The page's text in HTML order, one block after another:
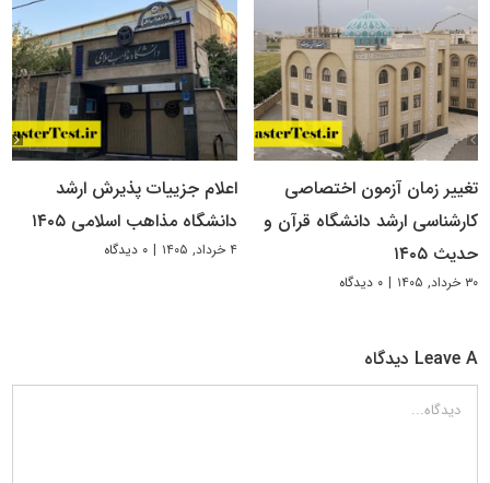
تغییر زمان آزمون اختصاصی
کارشناسی ارشد دانشگاه قرآن و
حدیث ۱۴۰۵
۳۰ خرداد, ۱۴۰۵ | ۰ دیدگاه
اعلام جزییات پذیرش ارشد
دانشگاه مذاهب اسلامی ۱۴۰۵
۴ خرداد, ۱۴۰۵ | ۰ دیدگاه
Leave A دیدگاه
دیدگاه